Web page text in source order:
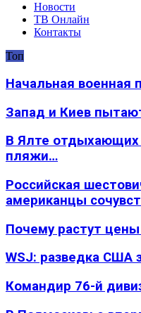
Новости
ТВ Онлайн
Контакты
Топ
Начальная военная
Запад и Киев
В Ялте отдыхающих
пляжи…
Российская
американцы
Почему растут
WSJ: разведка США
Командир 76-й